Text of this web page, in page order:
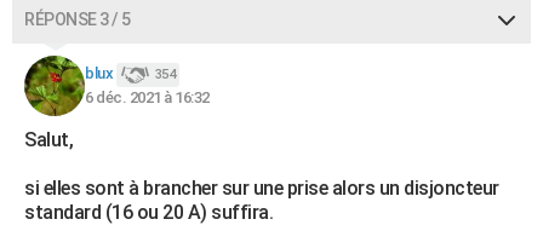
RÉPONSE 3 / 5
blux 354
6 déc. 2021 à 16:32
Salut,
si elles sont à brancher sur une prise alors un disjoncteur
standard (16 ou 20 A) suffira.